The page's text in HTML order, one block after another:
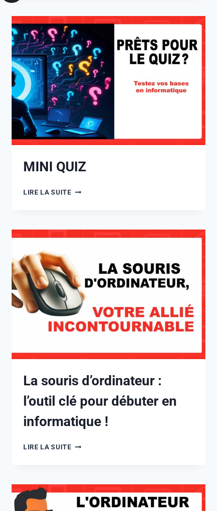
MINI QUIZ
LIRE LA SUITE
La souris d’ordinateur :
l’outil clé pour débuter en
informatique !
LIRE LA SUITE